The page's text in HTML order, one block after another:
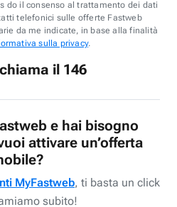
do il consenso al trattamento dei dati
telefonici sulle offerte Fastweb
da me indicate, in base alla finalità
sulla privacy.
il 146
e hai bisogno
attivare un’offerta
MyFastweb, ti basta un click
subito!